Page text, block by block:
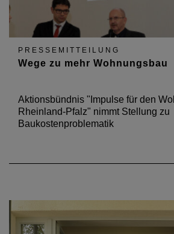
PRESSEMITTEILUNG
Wege zu mehr Wohnungsbau
Aktionsbündnis "Impulse für den
Rheinland-Pfalz" nimmt Stellung zu
Baukostenproblematik